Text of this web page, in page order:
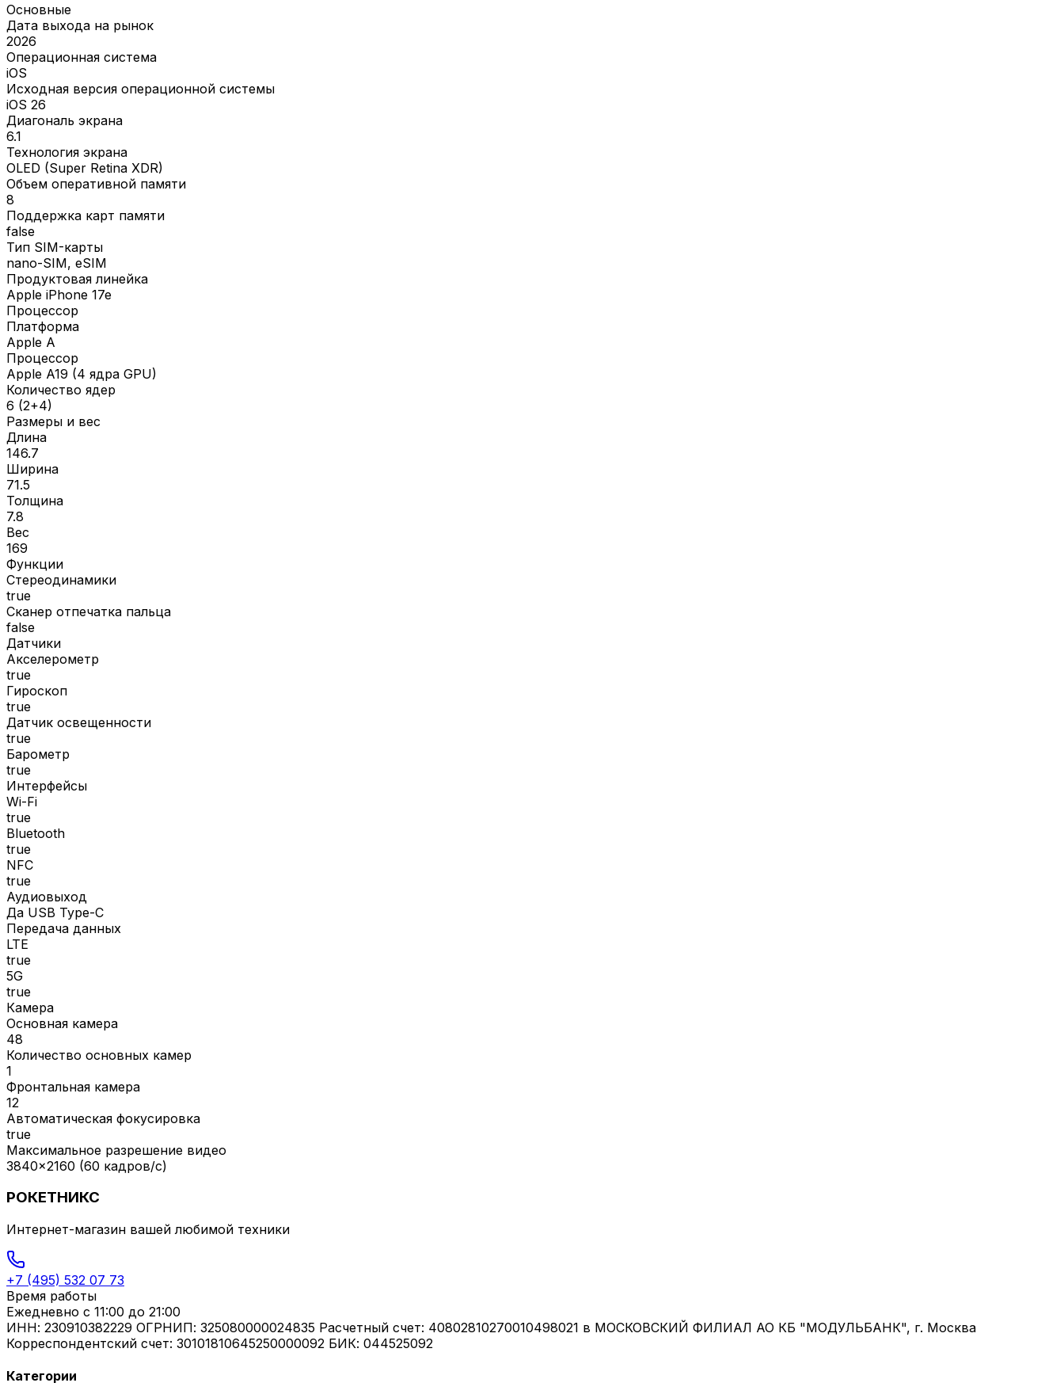
Основные
Дата выхода на рынок
2026
Операционная система
iOS
Исходная версия операционной системы
iOS 26
Диагональ экрана
6.1
Технология экрана
OLED (Super Retina XDR)
Объем оперативной памяти
8
Поддержка карт памяти
false
Тип SIM-карты
nano-SIM, eSIM
Продуктовая линейка
Apple iPhone 17e
Процессор
Платформа
Apple A
Процессор
Apple A19 (4 ядра GPU)
Количество ядер
6 (2+4)
Размеры и вес
Длина
146.7
Ширина
71.5
Толщина
7.8
Вес
169
Функции
Стереодинамики
true
Сканер отпечатка пальца
false
Датчики
Акселерометр
true
Гироскоп
true
Датчик освещенности
true
Барометр
true
Интерфейсы
Wi-Fi
true
Bluetooth
true
NFC
true
Аудиовыход
Да USB Type-C
Передача данных
LTE
true
5G
true
Камера
Основная камера
48
Количество основных камер
1
Фронтальная камера
12
Автоматическая фокусировка
true
Максимальное разрешение видео
3840x2160 (60 кадров/с)
РОКЕТНИКС
Интернет-магазин вашей любимой техники
+7 (495) 532 07 73
Время работы
Ежедневно с 11:00 до 21:00
ИНН: 230910382229 ОГРНИП: 325080000024835 Расчетный счет: 40802810270010498021 в МОСКОВСКИЙ ФИЛИАЛ АО КБ "МОДУЛЬБАНК", г. Москва
Корреспондентский счет: 30101810645250000092 БИК: 044525092
Категории